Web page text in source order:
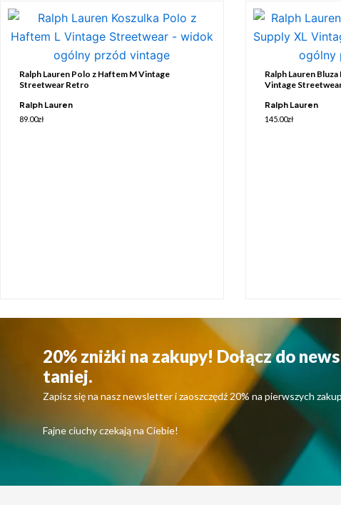
Ralph Lauren Polo z Haftem M Vintage
Streetwear Retro
Ralph Lauren
89.00zł
Ralph Lauren
Vintage
Ralph Lauren
145.00zł
20% zniżki na zakupy! Dołącz do
taniej.
Zapisz się na nasz newsletter i zaoszczędź 20% na pierwszych
Fajne ciuchy czekają na Ciebie!